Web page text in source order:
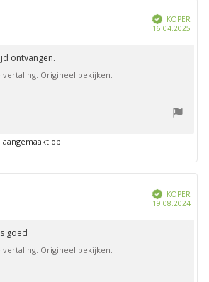
Geverifieerd
KOPER
16.04.2025
ontvangen.
Origineel bekijken.
op
Geverifieerd
KOPER
19.08.2024
goed
Origineel bekijken.